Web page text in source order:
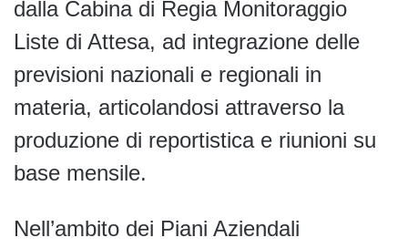
dalla Cabina di Regia Monitoraggio
Liste di Attesa, ad integrazione delle
previsioni nazionali e regionali in
materia, articolandosi attraverso la
produzione di reportistica e riunioni su
base mensile.
Nell’ambito dei Piani Aziendali